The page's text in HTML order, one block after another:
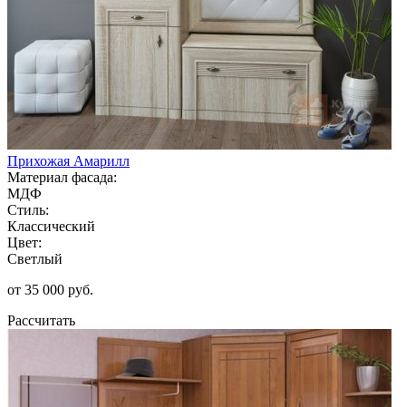
Прихожая Амарилл
Материал фасада:
МДФ
Стиль:
Классический
Цвет:
Светлый
от 35 000 руб.
Рассчитать